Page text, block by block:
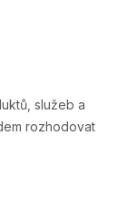
služeb a
rozhodovat